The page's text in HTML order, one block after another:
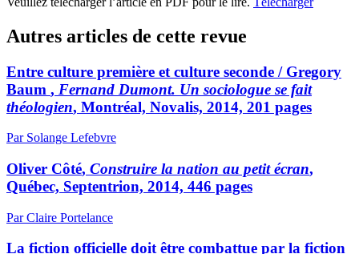
Autres articles de cette revue
Entre culture première et culture seconde / Gregory
Baum , Fernand Dumont. Un sociologue se fait
théologien, Montréal, Novalis, 2014, 201 pages
Par Solange Lefebvre
Oliver Côté, Construire la nation au petit écran,
Québec, Septentrion, 2014, 446 pages
Par Claire Portelance
La fiction officielle doit être combattue par la fiction